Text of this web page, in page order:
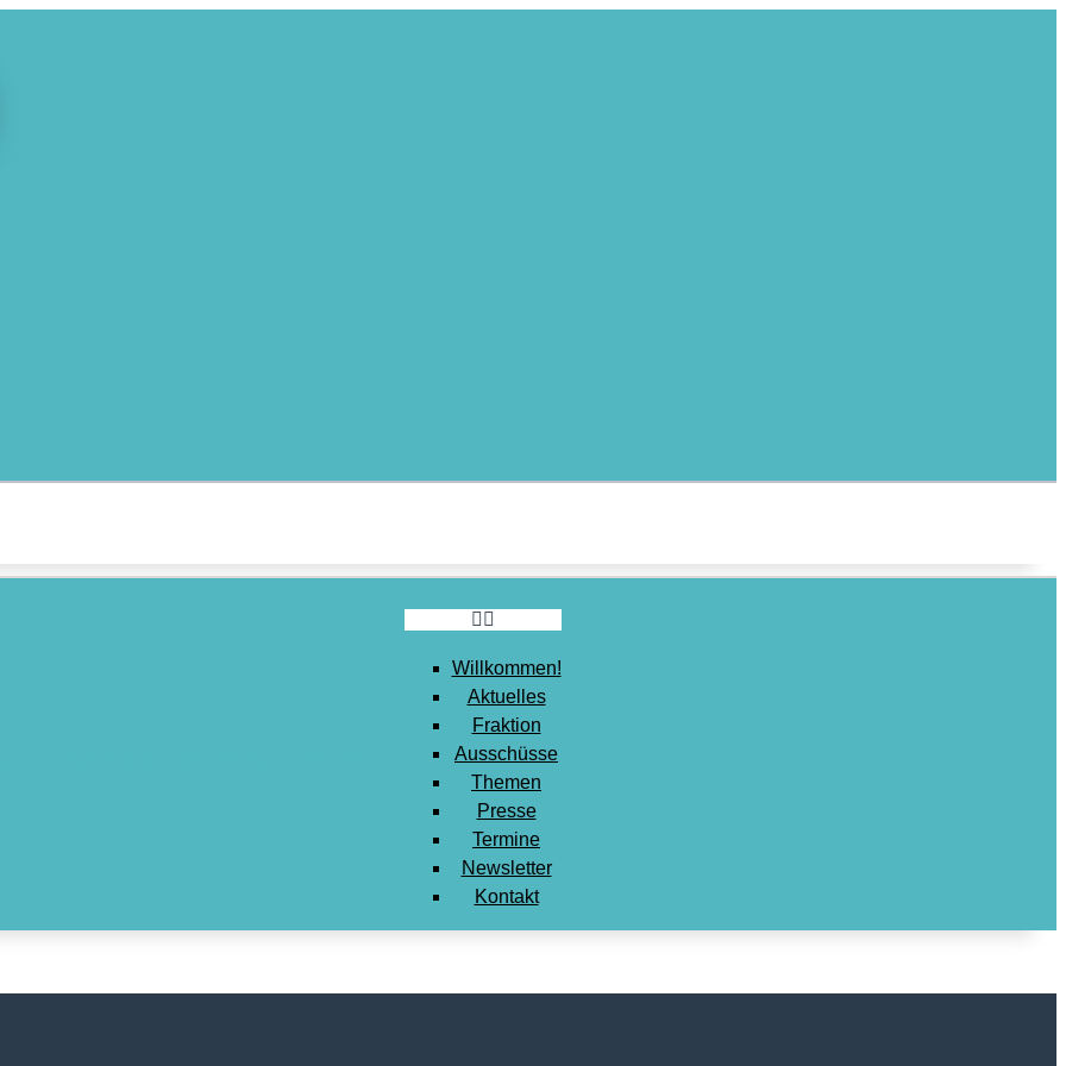
Willkommen!
Aktuelles
Fraktion
Ausschüsse
Themen
Presse
Termine
Newsletter
Kontakt